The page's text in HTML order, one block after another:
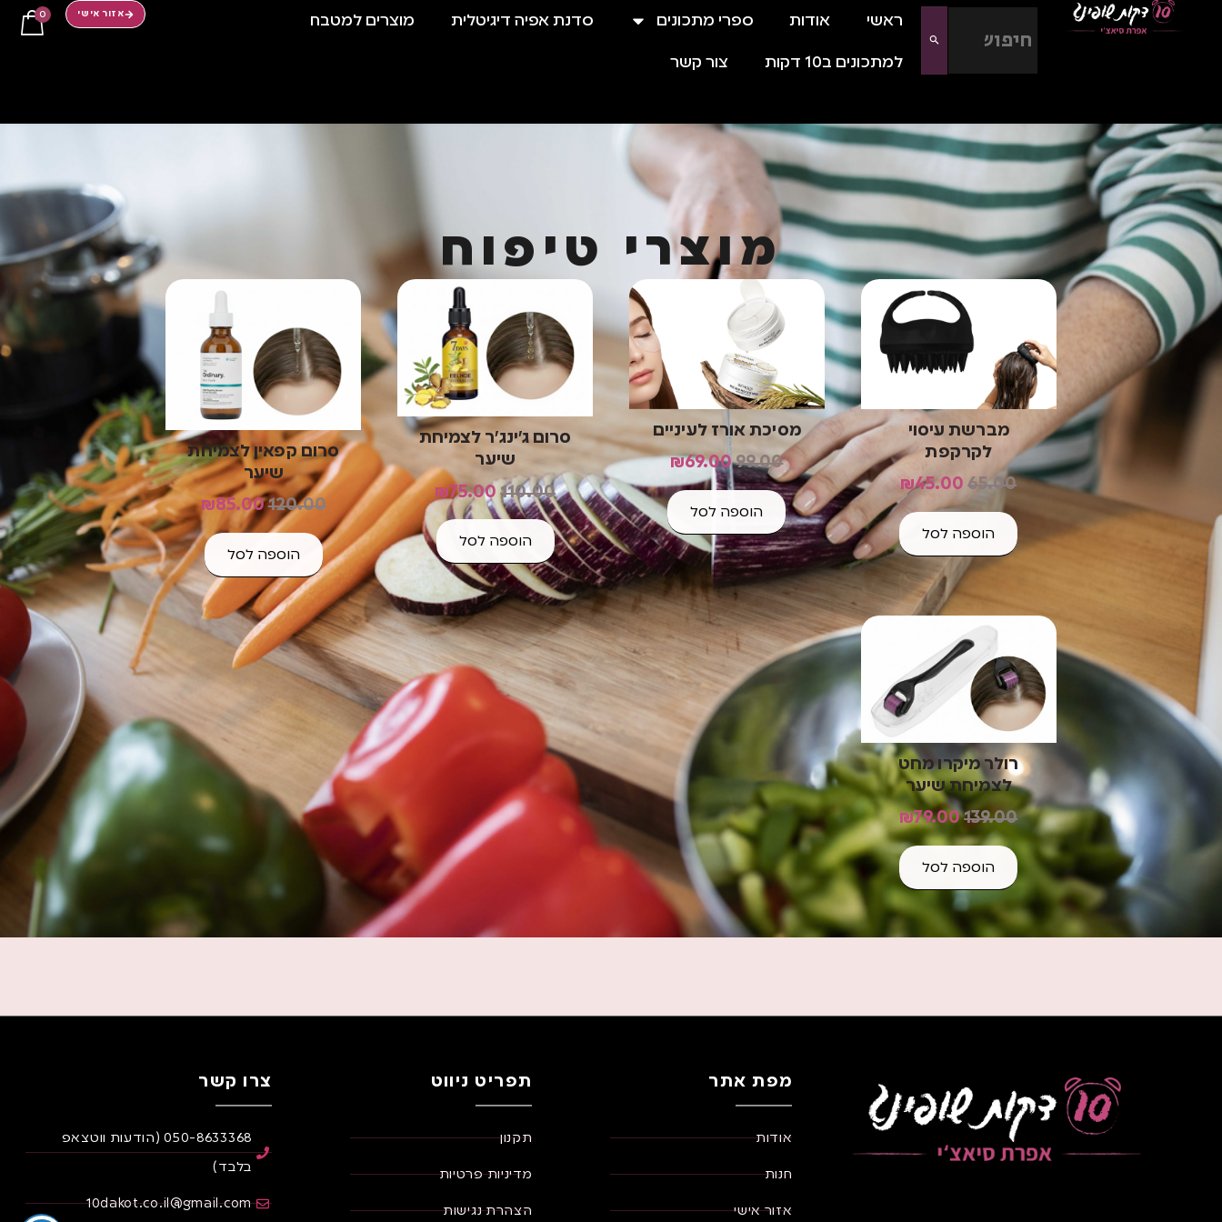
ראשי אודות ספרי מתכונים סדנת אפיה דיגיטלית מוצרים למטבח
למתכונים ב10 דקות צור קשר
אזור אישי 0
מוצרי טיפוח
מברשת עיסוי
לקרקפת
65.00
₪45.00
הוספה לסל
מסיכת אורז לעיניים
99.00
₪69.00
הוספה לסל
סרום ג'ינג'ר לצמיחת
שיער
110.00
₪75.00
הוספה לסל
סרום קפאין לצמיחת
שיער
120.00
₪85.00
הוספה לסל
רולר מיקרו מחט
לצמיחת שיער
139.00
₪79.00
הוספה לסל
מפת אתר
אודות
חנות
אזור אישי
תפריט ניווט
תקנון
מדיניות פרטיות
הצהרת נגישות
צרו קשר
050-8633368 (הודעות ווטצאפ
בלבד)
10dakot.co.il@gmail.com